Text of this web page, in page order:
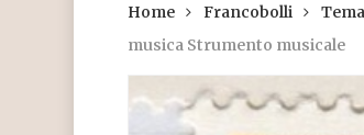
Home Francobolli
musica Strumento musicale